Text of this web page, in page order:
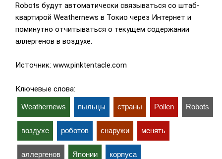
Robots будут автоматически связываться со штаб-
квартирой Weathernews в Токио через Интернет и
поминутно отчитываться о текущем содержании
аллергенов в воздухе.
Источник: www.pinktentacle.com
Ключевые слова:
Weathernews пыльцы страны Pollen Robots
воздухе роботов снаружи менять
аллергенов Японии корпуса